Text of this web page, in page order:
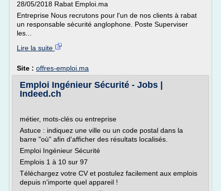
28/05/2018 Rabat Emploi.ma
Entreprise Nous recrutons pour l'un de nos clients à rabat
un responsable sécurité anglophone. Poste Superviser
les...
Lire la suite
Site : offres-emploi.ma
Emploi Ingénieur Sécurité - Jobs |
Indeed.ch
métier, mots-clés ou entreprise
Astuce : indiquez une ville ou un code postal dans la
barre "où" afin d'afficher des résultats localisés.
Emploi Ingénieur Sécurité
Emplois 1 à 10 sur 97
Téléchargez votre CV et postulez facilement aux emplois
depuis n'importe quel appareil !